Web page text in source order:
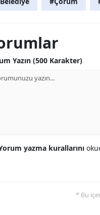
Yazın (500 Karakter)
yazma kurallarını
* Bu